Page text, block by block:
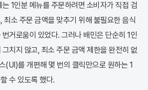
1인분 메뉴를 주문하려면 소비자가 직접 검
최소 주문 금액을 맞추기 위해 불필요한 음식
거로움이 있었다. 그러나 배민은 단순히 1인
치지 않고, 최소 주문 금액 제한을 완전히 없
(UI)를 개편해 몇 번의 클릭만으로 원하는 1
수 있도록 했다.